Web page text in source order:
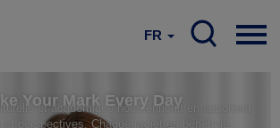
FR
et académique nous enrichit en apportant
et perspectives. Chaque projet en bénéficie.
Your Mark Every Day